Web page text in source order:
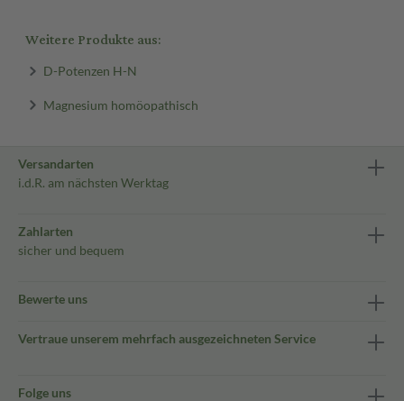
Weitere Produkte aus:
D-Potenzen H-N
Magnesium homöopathisch
Versandarten
i.d.R. am nächsten Werktag
Zahlarten
sicher und bequem
Bewerte uns
Vertraue unserem mehrfach ausgezeichneten Service
Folge uns